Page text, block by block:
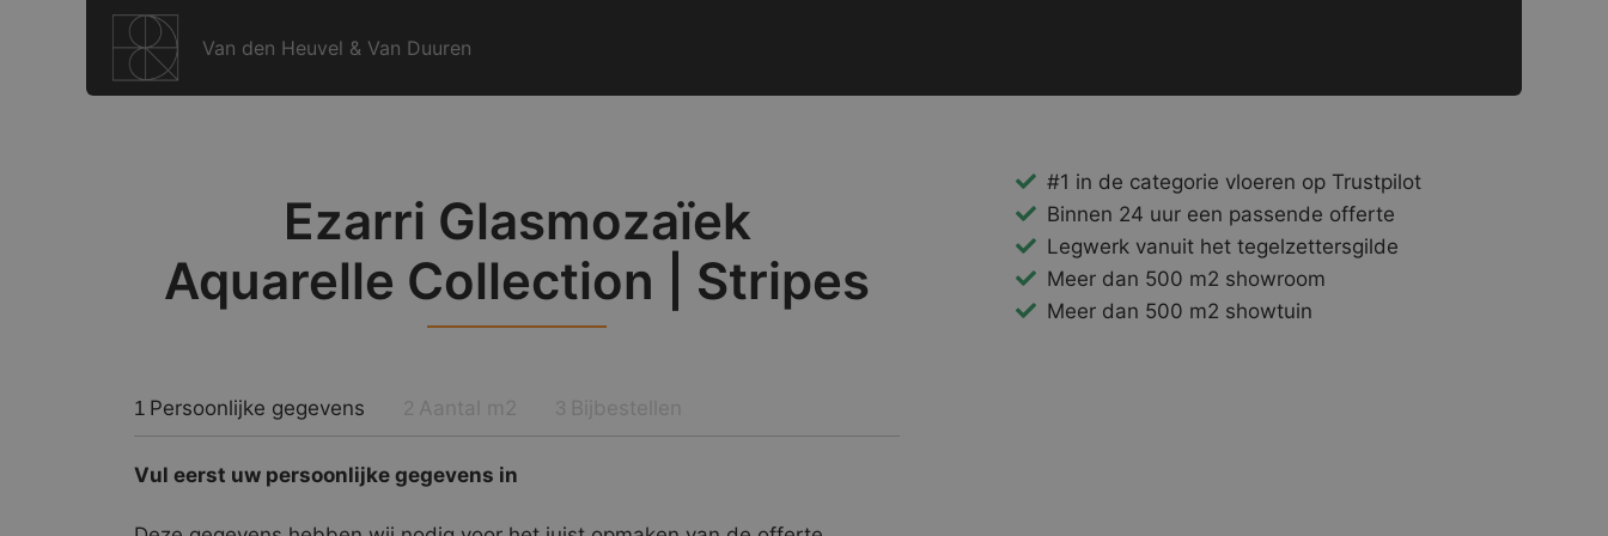
Van den Heuvel & Van Duuren
Ezarri Glasmozaïek
Aquarelle Collection | Stripes
1 Persoonlijke gegevens
Vul eerst uw persoonlijke gegevens in
#1 in de categorie vloeren op Trustpilot
Binnen 24 uur een passende offerte
Legwerk vanuit het tegelzettersgilde
Meer dan 500 m2 showroom
Meer dan 500 m2 showtuin